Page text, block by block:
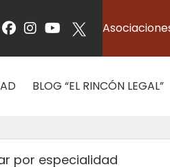
BLOG “EL RINCÓN LEGAL”